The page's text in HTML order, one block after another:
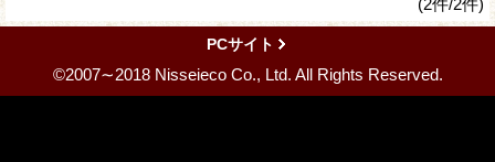
PCサイト
©2007∼2018 Nisseieco Co., Ltd. All Rights Reserved.